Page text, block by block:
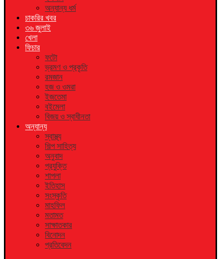
অন্যান্য ধর্ম
চাকরির খবর
৩৬ জুলাই
খেলা
ফিচার
ফটো
ভ্রমণ ও প্রকৃতি
রমজান
হজ ও ওমরা
ইজতেমা
বইমেলা
বিজয় ও স্বাধীনতা
অন্যান্য
স্বাস্থ্য
শিল্প সাহিত্য
অনুবাদ
প্রযুক্তি
শাপলা
ইতিহাস
সংস্কৃতি
মাহফিল
মতামত
সাক্ষাতকার
বিনোদন
প্রতিবেদন